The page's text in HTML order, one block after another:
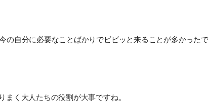
自分に必要なことばかりでビビッと来ることが多かった
く大人たちの役割が大事ですね。